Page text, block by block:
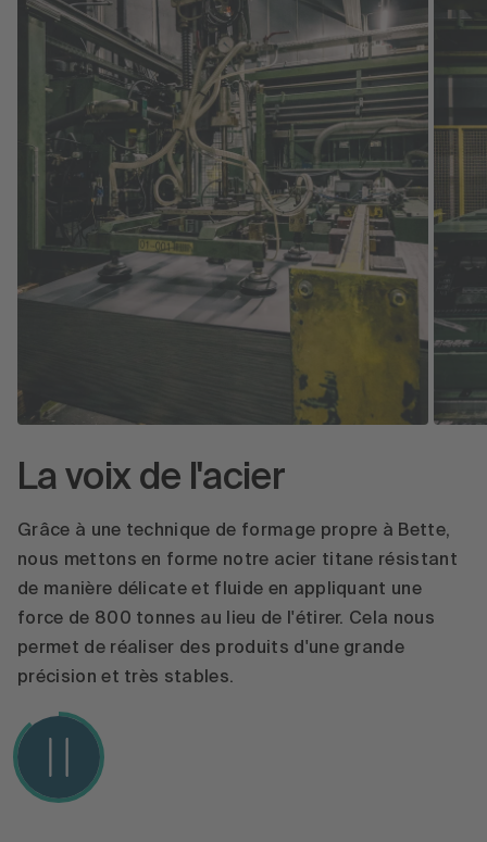
La voix de l'acier
Grâce à une technique de formage propre à Bette,
nous mettons en forme notre acier titane résistant
de manière délicate et fluide en appliquant une
force de 800 tonnes au lieu de l'étirer. Cela nous
permet de réaliser des produits d'une grande
précision et très stables.